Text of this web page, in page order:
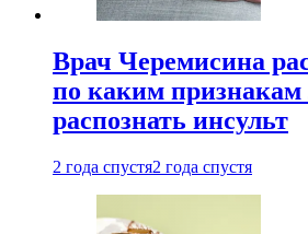
Врач Черемисина
по каким признакам
распознать инсульт
2 года спустя2 года спустя